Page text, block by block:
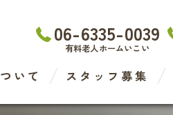
06-6335-0039
有料老人ホームいこい
いて スタッフ募集